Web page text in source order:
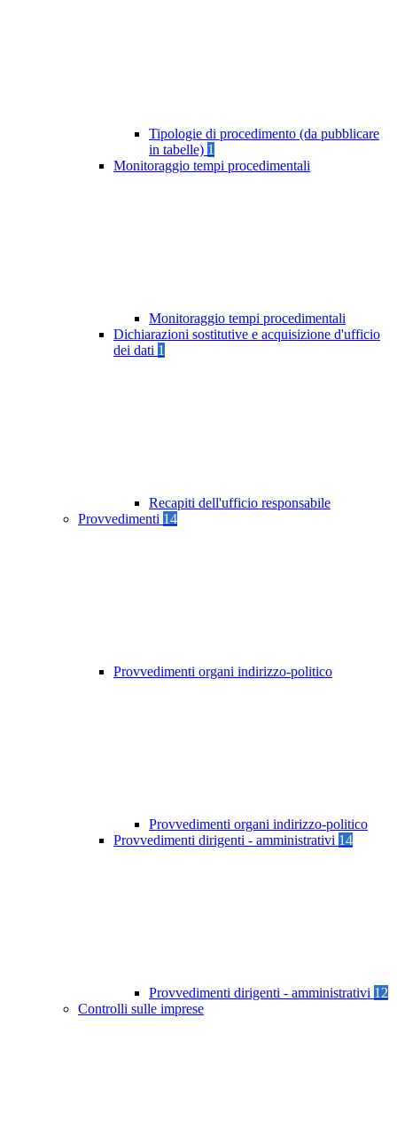
Tipologie di procedimento (da pubblicare
in tabelle) 1
Monitoraggio tempi procedimentali
Monitoraggio tempi procedimentali
Dichiarazioni sostitutive e acquisizione d'ufficio
dei dati 1
Recapiti dell'ufficio responsabile
Provvedimenti 14
Provvedimenti organi indirizzo-politico
Provvedimenti organi indirizzo-politico
Provvedimenti dirigenti - amministrativi 14
Provvedimenti dirigenti - amministrativi 12
Controlli sulle imprese